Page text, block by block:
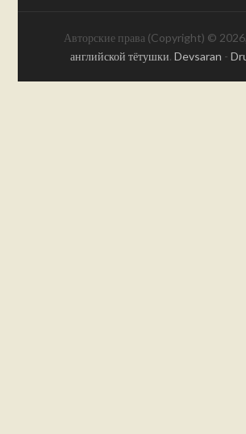
Авторские права (Copyright) © 2026,
английской тётушки. Devsaran -